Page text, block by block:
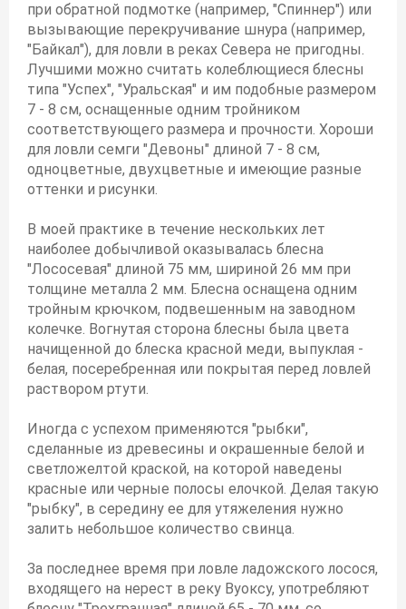
при обратной подмотке (например, "Спиннер") или
вызывающие перекручивание шнура (например,
"Байкал"), для ловли в реках Севера не пригодны.
Лучшими можно считать колеблющиеся блесны
типа "Успех", "Уральская" и им подобные размером
7 - 8 см, оснащенные одним тройником
соответствующего размера и прочности. Хороши
для ловли семги "Девоны" длиной 7 - 8 см,
одноцветные, двухцветные и имеющие разные
оттенки и рисунки.
В моей практике в течение нескольких лет
наиболее добычливой оказывалась блесна
"Лососевая" длиной 75 мм, шириной 26 мм при
толщине металла 2 мм. Блесна оснащена одним
тройным крючком, подвешенным на заводном
колечке. Вогнутая сторона блесны была цвета
начищенной до блеска красной меди, выпуклая -
белая, посеребренная или покрытая перед ловлей
раствором ртути.
Иногда с успехом применяются "рыбки",
сделанные из древесины и окрашенные белой и
светложелтой краской, на которой наведены
красные или черные полосы елочкой. Делая такую
"рыбку", в середину ее для утяжеления нужно
залить небольшое количество свинца.
За последнее время при ловле ладожского лосося,
входящего на нерест в реку Вуоксу, употребляют